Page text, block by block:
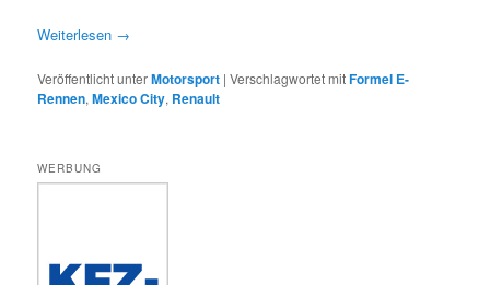
Weiterlesen →
Veröffentlicht unterMotorsport |Verschlagwortet mitFormel E-
Rennen,Mexico City, Renault
WERBUNG